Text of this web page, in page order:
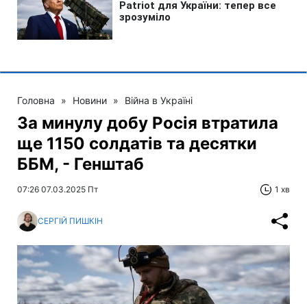
Головна » Новини » Війна в Україні
За минулу добу Росія втратила
ще 1150 солдатів та десятки
ББМ, - Генштаб
07:26 07.03.2025 Пт 1 хв
СЕРГІЙ ПИШКІН